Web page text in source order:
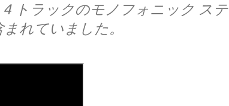
トラックのモノフォニック ステ
れていました。